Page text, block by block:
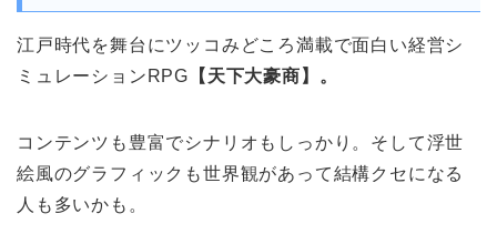
江戸時代を舞台にツッコみどころ満載で面白い経営シ
ミュレーションRPG 【天下大豪商】。
コンテンツも豊富でシナリオもしっかり。そして浮世
絵風のグラフィックも世界観があって結構クセになる
人も多いかも。